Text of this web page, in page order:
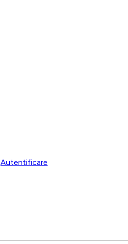
Autentificare